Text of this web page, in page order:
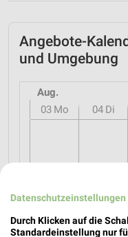
Angebote-
und Umgebung
Aug.
03 Mo 04 Di
Datenschutzeinstellungen
Durch Klicken auf die
Standardeinstellung nur